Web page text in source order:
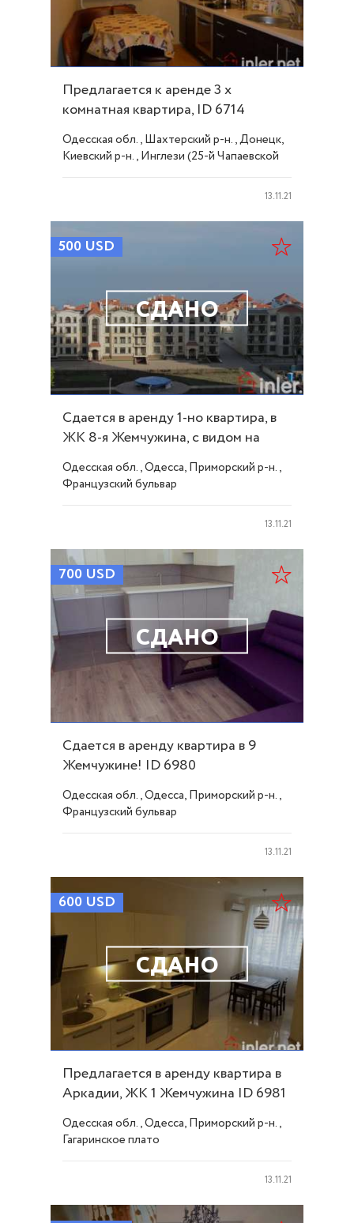
Предлагается к аренде 3 х
комнатная квартира, ID 6714
Одесская обл., Шахтерский р-н., Донецк,
Киевский р-н., Инглези (25-й Чапаевской
13.11.21
СДАНО
500 USD
Сдается в аренду 1-но квартира, в
ЖК 8-я Жемчужина, с видом на
море ID 6743
Одесская обл., Одесса, Приморский р-н.,
Французский бульвар
13.11.21
СДАНО
700 USD
Сдается в аренду квартира в 9
Жемчужине! ID 6980
Одесская обл., Одесса, Приморский р-н.,
Французский бульвар
13.11.21
СДАНО
600 USD
Предлагается в аренду квартира в
Аркадии, ЖК 1 Жемчужина ID 6981
Одесская обл., Одесса, Приморский р-н.,
Гагаринское плато
13.11.21